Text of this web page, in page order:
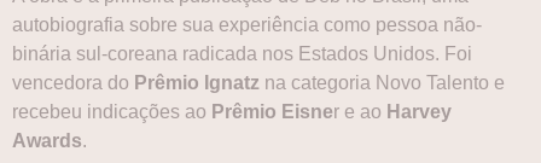
autobiografia sobre sua experiência como pessoa não-
binária sul-coreana radicada nos Estados Unidos. Foi
vencedora do Prêmio Ignatz na categoria Novo Talento e
recebeu indicações ao Prêmio Eisner e ao Harvey
Awards.